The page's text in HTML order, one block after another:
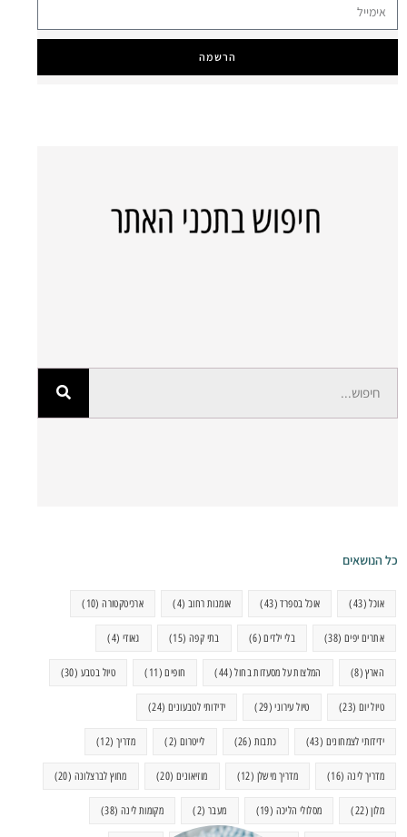
הרשמה
כל הנושאים
אוכל(43) אוכל בספרד(43) אומנות רחוב (4) ארכיטקטורה(10)
אתרים יפים (38) בלי ילדים(6) בתי קפה (15) גאודי (4)
הארץ(8) המלצות על מסעדות בחול(44) חופים(11) טיול בטבע (30)
טיול יום (23) טיול עירוני(29) ידידותי לטבעונים (24)
ידידותי לצמחונים (43) כתבות (26) לייטרום (2) מדריך(12)
מדריך לינה (16) מדריך מישלן (12) מוזיאונים (20) מחוץ לברצלונה (20)
מלון(22) מסלולי הליכה (19) מעבר (2) מקומות לינה (38)